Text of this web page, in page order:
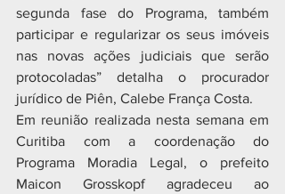
segunda fase do Programa, também
participar e regularizar os seus imóveis
nas novas ações judiciais que serão
protocoladas” detalha o procurador
jurídico de Piên, Calebe França Costa.
Em reunião realizada nesta semana em
Curitiba com a coordenação do
Programa Moradia Legal, o prefeito
Maicon Grosskopf agradeceu ao